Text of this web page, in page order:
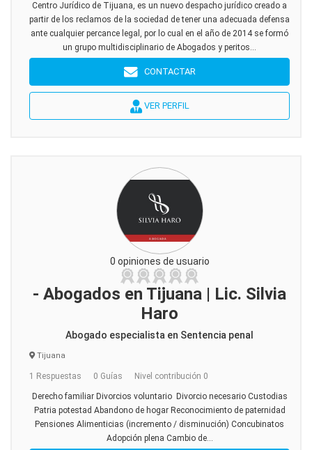
Centro Jurídico de Tijuana, es un nuevo despacho jurídico creado a
partir de los reclamos de la sociedad de tener una adecuada defensa
ante cualquier percance legal, por lo cual en el año de 2014 se formó
un grupo multidisciplinario de Abogados y peritos...
CONTACTAR
VER PERFIL
0 opiniones de usuario
- Abogados en Tijuana | Lic. Silvia
Haro
Abogado especialista en Sentencia penal
Tijuana
1 Respuestas 0 Guías Nivel contribución 0
Derecho familiar Divorcios voluntario Divorcio necesario Custodias
Patria potestad Abandono de hogar Reconocimiento de paternidad
Pensiones Alimenticias (incremento / disminución) Concubinatos
Adopción plena Cambio de...